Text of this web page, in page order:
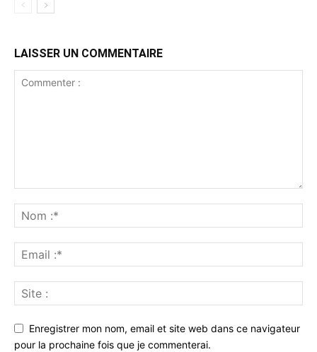
LAISSER UN COMMENTAIRE
Enregistrer mon nom, email et site web dans ce navigateur
pour la prochaine fois que je commenterai.